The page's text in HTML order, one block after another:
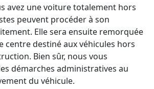
avez une voiture totalement hors
peuvent procéder à son
Elle sera ensuite remorquée
centre destiné aux véhicules hors
Bien sûr, nous vous
démarches administratives au
du véhicule.